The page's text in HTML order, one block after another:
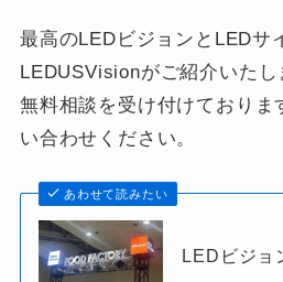
最高のLEDビジョンとLEDサ
LEDUSVisionがご紹介いたし
無料相談を受け付けておりま
い合わせください。
あわせて読みたい
LEDビジョ